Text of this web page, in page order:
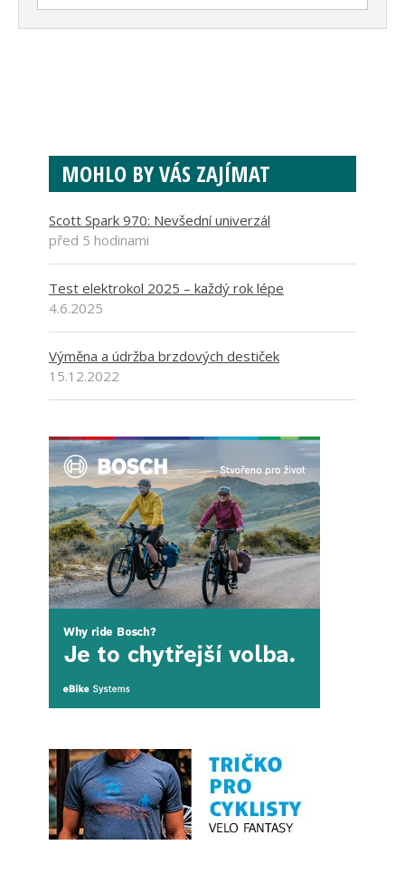
MOHLO BY VÁS ZAJÍMAT
Scott Spark 970: Nevšední univerzál
před 5 hodinami
Test elektrokol 2025 – každý rok lépe
4.6.2025
Výměna a údržba brzdových destiček
15.12.2022